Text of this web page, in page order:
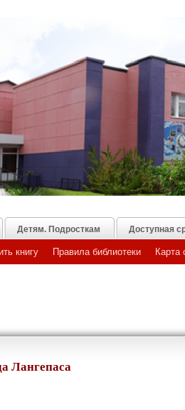
книгу Правила библиотеки Карта
Детям. Подросткам Доступная
Лангепаса